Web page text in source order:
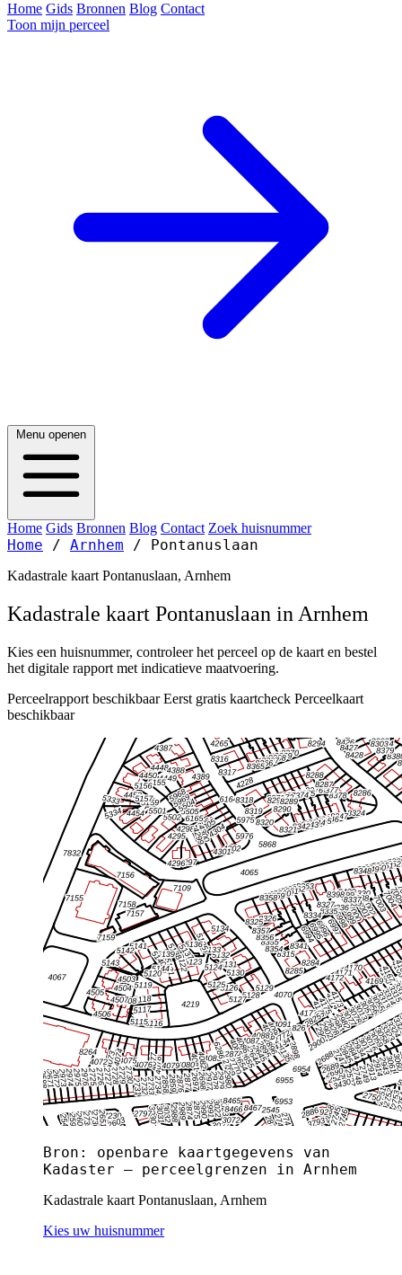
Home Gids Bronnen Blog Contact
Toon mijn perceel
Menu openen
Home Gids Bronnen Blog Contact Zoek huisnummer
Home / Arnhem / Pontanuslaan
Kadastrale kaart Pontanuslaan, Arnhem
Kadastrale kaart Pontanuslaan in Arnhem
Kies een huisnummer, controleer het perceel op de kaart en bestel
het digitale rapport met indicatieve maatvoering.
Perceelrapport beschikbaar Eerst gratis kaartcheck Perceelkaart
beschikbaar
Bron: openbare kaartgegevens van
Kadaster — perceelgrenzen in Arnhem
Kadastrale kaart Pontanuslaan, Arnhem
Kies uw huisnummer